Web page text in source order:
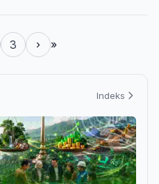
3 › »
Indeks